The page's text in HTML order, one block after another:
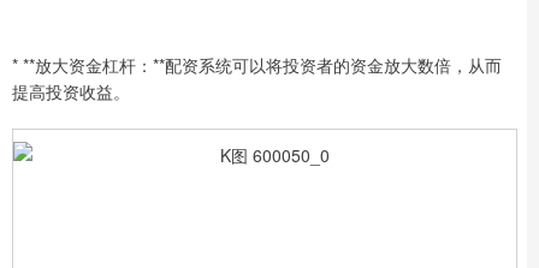
* **放大资金杠杆：**配资系统可以将投资者的资金放大数倍，从而
提高投资收益。